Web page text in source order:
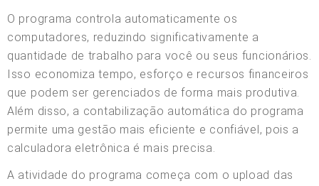
O programa controla automaticamente os
computadores, reduzindo significativamente a
quantidade de trabalho para você ou seus funcionários.
Isso economiza tempo, esforço e recursos financeiros
que podem ser gerenciados de forma mais produtiva.
Além disso, a contabilização automática do programa
permite uma gestão mais eficiente e confiável, pois a
calculadora eletrônica é mais precisa.
A atividade do programa começa com o upload das